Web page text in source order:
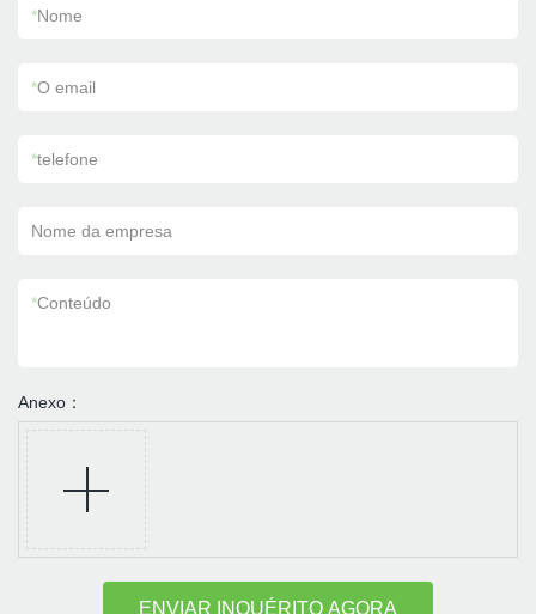
*Nome
*O email
*telefone
Nome da empresa
*Conteúdo
Anexo：
ENVIAR INQUÉRITO AGORA